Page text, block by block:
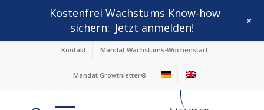
Kontakt Mandat Wachstums-Wochenstart
Mandat Growthletter®
Kostenfrei Wachstums Know-how
sichern: Jetzt anmelden! +